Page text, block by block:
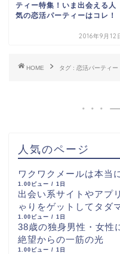
ティー特集！いま出会える人
気の恋活パーティーはコレ！
2016年9月12
HOME タグ : 恋活パーティー
人気のページ
ワクワクメールは本当
1.00ビュー / 1日
出会い系サイトやアプ
ゃりをゲットしてタダ
1.00ビュー / 1日
38歳の独身男性・女性
絶望からの一筋の光
1.00ビュー / 1日